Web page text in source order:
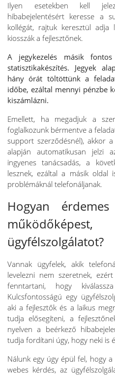
Ilyen esetekben kell
hibabejelentésért keresse a
kollégát, rajtuk keresztül
kiosszák a fejlesztőnek.
A jegykezelés másik
statisztikakészítés. Jegyek
hány órát töltöttünk a
időbe, ezáltal mennyi pénzbe
kiszámlázni.
Emellett, ha megadjuk a
foglalkozunk bérmentve a
support szerződésnél), akkor
alapján automatikusan jelzi
ingyenes tanácsadás, a
lesznek, ezáltal a másik oldal
problémáknál telefonáljanak.
Hogyan
ügyfélszolgálatot?
Vannak ügyfelek, akik
levelezni nem szeretnek,
fenntartani, hogy
Kulcsfontosságú egy
aki a fejlesztők és a laikus
tudja elősegíteni, a
nyelven a beérkező
tudja fordítani úgy, hogy neki is
Nálunk egy úgy épül fel, hogy
webes kérdés, az